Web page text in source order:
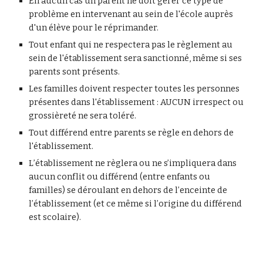
problème en intervenant au sein de l'école auprès
d'un élève pour le réprimander.
Tout enfant qui ne respectera pas le règlement au
sein de l'établissement sera sanctionné, même si ses
parents sont présents.
Les familles doivent respecter toutes les personnes
présentes dans l'établissement : AUCUN irrespect ou
grossièreté ne sera toléré.
Tout différend entre parents se règle en dehors de
l'établissement.
L’établissement ne règlera ou ne s’impliquera dans
aucun conflit ou différend (entre enfants ou
familles) se déroulant en dehors de l’enceinte de
l’établissement (et ce même si l’origine du différend
est scolaire).